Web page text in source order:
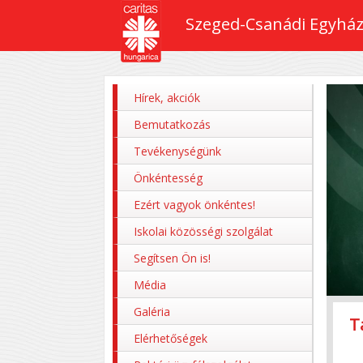
Szeged-Csanádi
Hírek, akciók
Bemutatkozás
Tevékenységünk
Önkéntesség
Ezért vagyok önkéntes!
Iskolai közösségi szolgálat
Segítsen Ön is!
Média
Galéria
Elérhetőségek